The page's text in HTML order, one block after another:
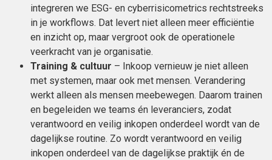
integreren we ESG- en cyberrisicometrics rechtstreeks
in je workflows. Dat levert niet alleen meer efficiëntie
en inzicht op, maar vergroot ook de operationele
veerkracht van je organisatie.
Training & cultuur – Inkoop vernieuw je niet alleen
met systemen, maar ook met mensen. Verandering
werkt alleen als mensen meebewegen. Daarom trainen
en begeleiden we teams én leveranciers, zodat
verantwoord en veilig inkopen onderdeel wordt van de
dagelijkse routine. Zo wordt verantwoord en veilig
inkopen onderdeel van de dagelijkse praktijk én de